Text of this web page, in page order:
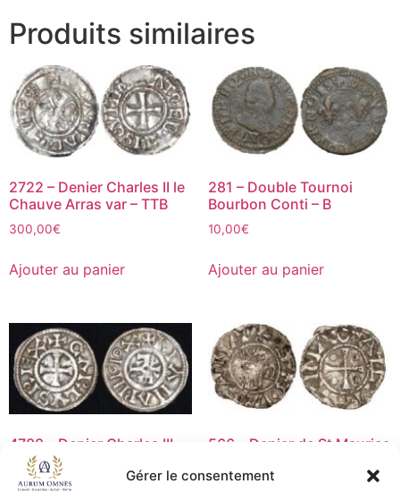
Gérer le consentement
Produits similaires
2722 – Denier Charles II le
Chauve Arras var – TTB
300,00€
Ajouter au panier
281 – Double Tournoi
Bourbon Conti – B
10,00€
Ajouter au panier
4788 – Denier Charles III
RIANARIIPIOX – TTB+
525,00€
566 – Denier de St Maurice
30,00